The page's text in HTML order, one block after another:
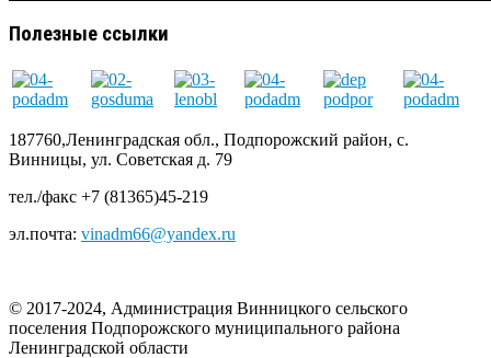
Полезные ссылки
187760,Ленинградская обл., Подпорожский район, с.
Винницы, ул. Советская д. 79
тел./факс +7 (81365)45-219
эл.почта: vinadm66@yandex.ru
© 2017-2024, Администрация Винницкого сельского
поселения Подпорожского муниципального района
Ленинградской области